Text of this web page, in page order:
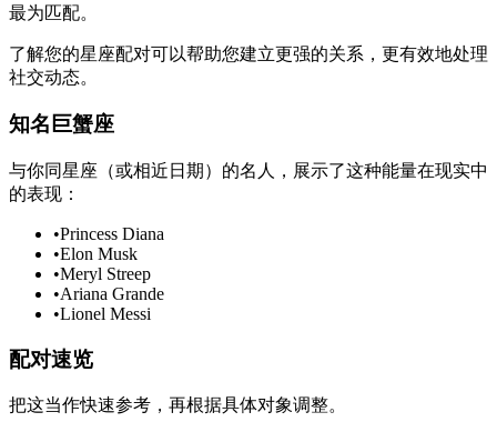
最为匹配。
了解您的星座配对可以帮助您建立更强的关系，更有效地处理
社交动态。
知名巨蟹座
与你同星座（或相近日期）的名人，展示了这种能量在现实中
的表现：
•Princess Diana
•Elon Musk
•Meryl Streep
•Ariana Grande
•Lionel Messi
配对速览
把这当作快速参考，再根据具体对象调整。